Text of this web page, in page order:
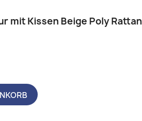
mit Kissen Beige Poly Rattan